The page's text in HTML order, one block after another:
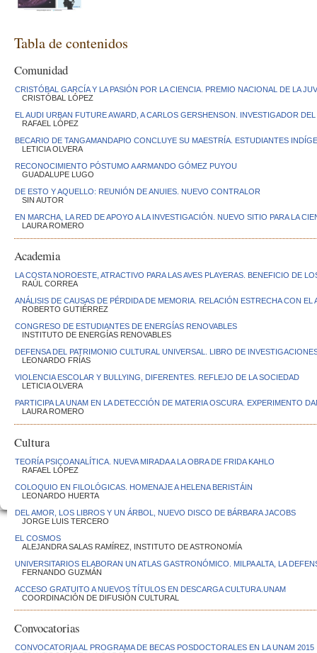
Tabla de contenidos
Comunidad
CRISTÓBAL GARCÍA Y LA PASIÓN POR LA CIENCIA. PREMIO NACIONAL DE LA
CRISTÓBAL LÓPEZ
EL AUDI URBAN FUTURE AWARD, A CARLOS GERSHENSON. INVESTIGADOR DEL
RAFAEL LÓPEZ
BECARIO DE TANGAMANDAPIO CONCLUYE SU MAESTRÍA. ESTUDIANTES
LETICIA OLVERA
RECONOCIMIENTO PÓSTUMO A ARMANDO GÓMEZ PUYOU
GUADALUPE LUGO
DE ESTO Y AQUELLO: REUNIÓN DE ANUIES. NUEVO CONTRALOR
SIN AUTOR
EN MARCHA, LA RED DE APOYO A LA INVESTIGACIÓN. NUEVO SITIO PARA LA
LAURA ROMERO
Academia
LA COSTA NOROESTE, ATRACTIVO PARA LAS AVES PLAYERAS. BENEFICIO DE
RAÚL CORREA
ANÁLISIS DE CAUSAS DE PÉRDIDA DE MEMORIA. RELACIÓN ESTRECHA CON EL
ROBERTO GUTIÉRREZ
CONGRESO DE ESTUDIANTES DE ENERGÍAS RENOVABLES
INSTITUTO DE ENERGÍAS RENOVABLES
DEFENSA DEL PATRIMONIO CULTURAL UNIVERSAL. LIBRO DE
LEONARDO FRÍAS
VIOLENCIA ESCOLAR Y BULLYING, DIFERENTES. REFLEJO DE LA SOCIEDAD
LETICIA OLVERA
PARTICIPA LA UNAM EN LA DETECCIÓN DE MATERIA OSCURA. EXPERIMENTO
LAURA ROMERO
Cultura
TEORÍA PSICOANALÍTICA. NUEVA MIRADA A LA OBRA DE FRIDA KAHLO
RAFAEL LÓPEZ
COLOQUIO EN FILOLÓGICAS. HOMENAJE A HELENA BERISTÁIN
LEONARDO HUERTA
DEL AMOR, LOS LIBROS Y UN ÁRBOL, NUEVO DISCO DE BÁRBARA JACOBS
JORGE LUIS TERCERO
EL COSMOS
ALEJANDRA SALAS RAMÍREZ, INSTITUTO DE ASTRONOMÍA
UNIVERSITARIOS ELABORAN UN ATLAS GASTRONÓMICO. MILPA ALTA, LA
FERNANDO GUZMÁN
ACCESO GRATUITO A NUEVOS TÍTULOS EN DESCARGA CULTURA.UNAM
COORDINACIÓN DE DIFUSIÓN CULTURAL
Convocatorias
CONVOCATORIA AL PROGRAMA DE BECAS POSDOCTORALES EN LA UNAM 2015